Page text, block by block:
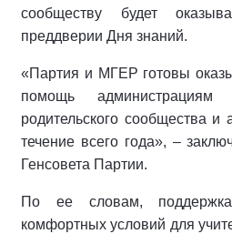
сообществу будет
преддверии Дня знаний.
«Партия и МГЕР готовы
помощь
родительского сообщества
течение всего года», –
Генсовета Партии.
По ее словам,
комфортных условий для